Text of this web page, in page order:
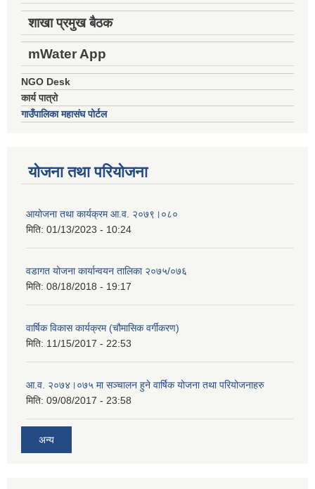
शाखा प्रमुख बैठक
mWater App
NGO Desk
कार्य पात्रो
गाउँपालिका महासंघ पोर्टल
योजना तथा परियोजना
आयोजना तथा कार्यक्रम आ.व. २०७९।०८०
मिति: 01/13/2023 - 10:24
वडागत योजना कार्यान्वयन तालिका २०७५/०७६
मिति: 08/18/2018 - 19:17
वार्षिक विकास कार्यक्रम (चौमासिक वर्गीकरण)
मिति: 11/15/2017 - 22:53
आ.व. २०७४।०७५ मा सञ्चालन हुने वार्षिक योजना तथा परियोजनाहरु
मिति: 09/08/2017 - 23:58
अन्य